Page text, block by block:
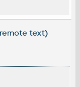
text)